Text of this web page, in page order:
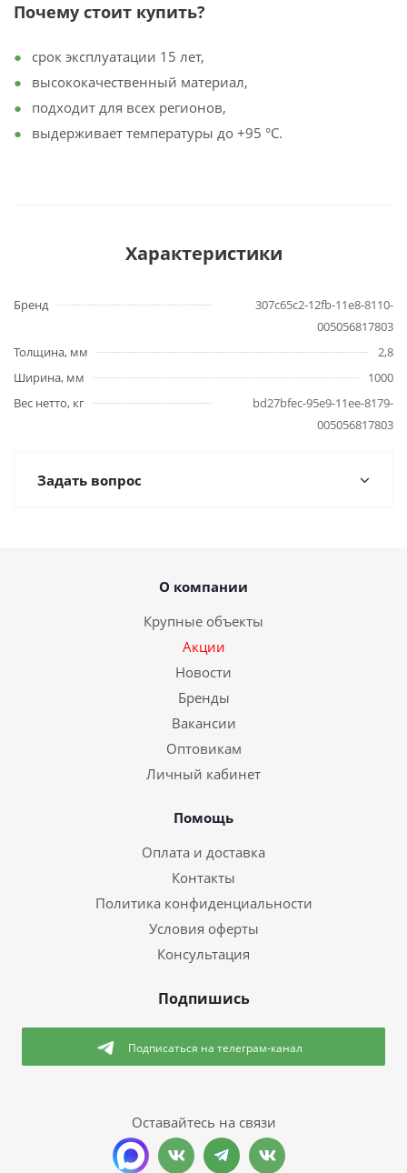
Почему стоит купить?
срок эксплуатации 15 лет,
высококачественный материал,
подходит для всех регионов,
выдерживает температуры до +95 °C.
Характеристики
Бренд
307c65c2-12fb-11e8-8110-
005056817803
Толщина, мм
2,8
Ширина, мм
1000
Вес нетто, кг
bd27bfec-95e9-11ee-8179-
005056817803
Задать вопрос
О компании
Крупные объекты
Акции
Новости
Бренды
Вакансии
Оптовикам
Личный кабинет
Помощь
Оплата и доставка
Контакты
Политика конфиденциальности
Условия оферты
Консультация
Подпишись
Подписаться на телеграм-канал
Оставайтесь на связи